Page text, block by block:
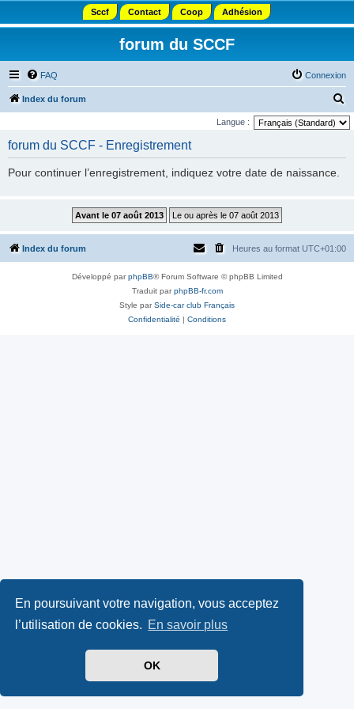
En poursuivant votre navigation, vous acceptez
l’utilisation de cookies. En savoir plus
OK
Sccf Contact Coop Adhésion
forum du SCCF
FAQ Connexion
Index du forum
e
e
Langue :
forum du SCCF - Enregistrement
Pour continuer l’enregistrement, indiquez votre date de naissance.
Index du forum Heures au format UTC+01:00
Développé parphpBB® Forum Software © phpBB Limited
Traduit parphpBB-fr.com
Style parSide-car club Français
Confidentialité
Conditions